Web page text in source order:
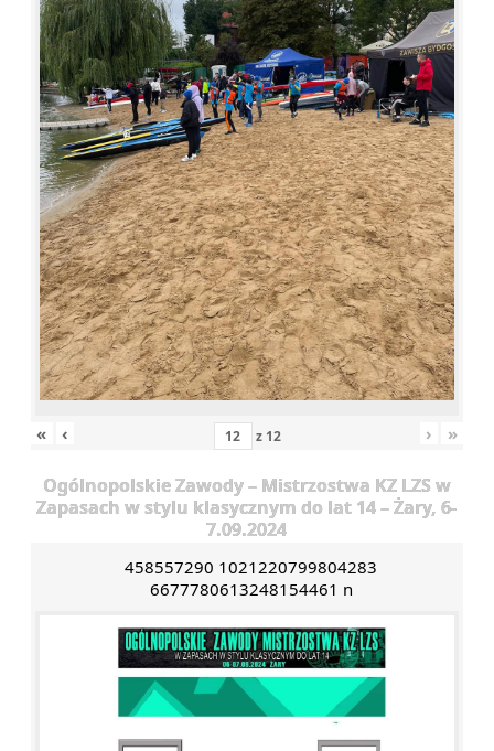
« ‹ z 12 › »
Ogólnopolskie Zawody – Mistrzostwa KZ LZS w
Zapasach w stylu klasycznym do lat 14 – Żary, 6-
7.09.2024
458557290 1021220799804283
6677780613248154461 n